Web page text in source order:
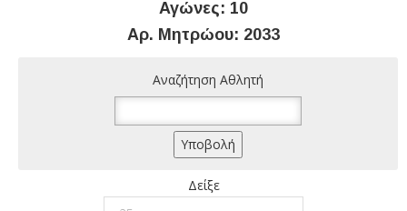
Αγώνες: 10
Αρ. Μητρώου: 2033
Αναζήτηση Αθλητή
Δείξε